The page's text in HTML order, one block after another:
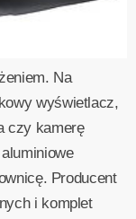
Na
wyświetlacz,
czy kamerę
Producent
i komplet